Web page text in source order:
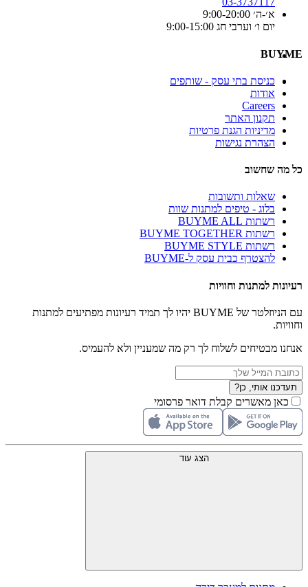
א׳-ה׳ 9:00-20:00
יום ו׳ וערבי חג 9:00-15:00
BUYME
כניסת בתי עסק - שותפים
אודות
Careers
תקנון האתר
מדיניות הגנת פרטיות
הצהרת נגישות
כל מה שחשוב
שאלות ותשובות
בלוג - טיפים למתנות שוות
רשתות BUYME ALL
רשתות BUYME TOGETHER
רשתות BUYME STYLE
להצטרף כבית עסק ל-BUYME
רעיונות למתנות וחוויות
עם הניוזלטר של BUYME יהיו לך תמיד רעיונות מפתיעים למתנות
וחוויות.
אנחנו מבטיחים לשלוח לך רק מה שמעניין ולא להעמיס.
תעדכנו אותי, כן?
כאן מאשרים קבלת דואר פרסומי
הצג עוד